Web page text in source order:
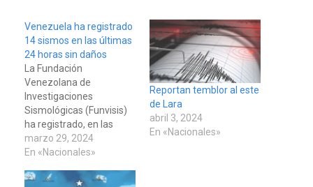
Venezuela ha registrado
14 sismos en las últimas
24 horas sin daños
La Fundación
Venezolana de
Investigaciones
Sismológicas (Funvisis)
ha registrado, en las
últimas 24 horas, un total
de 14 sismos en el
Venezuela, informó este
marzo 29, 2024
En «Nacionales»
Reportan temblor al este
de Lara
abril 3, 2024
En «Nacionales»